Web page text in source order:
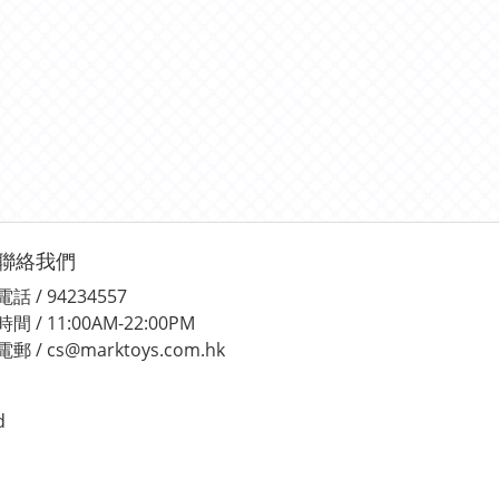
絡我們
話 / 94234557
間 / 11:00AM-22:00PM
郵 / cs@marktoys.com.hk